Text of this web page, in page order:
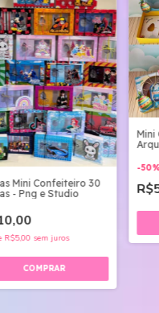
Mini Confeiteiro 30
- Png e Studio
R$5,00 sem juros
Mini
-50